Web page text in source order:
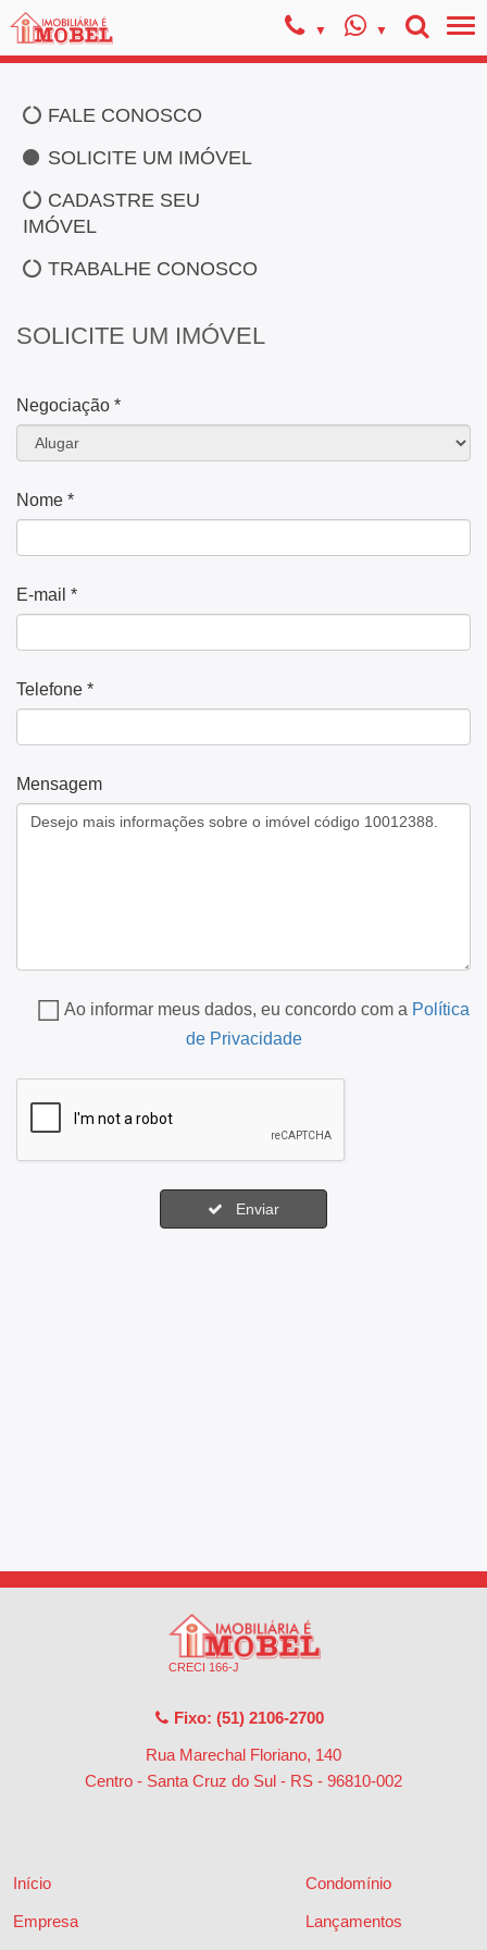
FALE CONOSCO
SOLICITE UM IMÓVEL
CADASTRE SEU
IMÓVEL
TRABALHE CONOSCO
SOLICITE UM IMÓVEL
Negociação *
Nome *
E-mail *
Telefone *
Mensagem
Ao informar meus dados, eu concordo com a Política
de Privacidade
Enviar
CRECI 166-J
Fixo: (51) 2106-2700
Rua Marechal Floriano, 140
Centro - Santa Cruz do Sul - RS - 96810-002
Início
Empresa
Condomínio
Lançamentos